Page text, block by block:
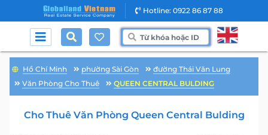
Hotline: 0922 86 87 88
Hồ Chí Minh phường Sài Gòn
đường Thái Văn Lung
Văn Phòng Cho Thuê
QUEEN CENTRAL BULDING
Cho Thuê Văn Phòng Queen Central Bulding